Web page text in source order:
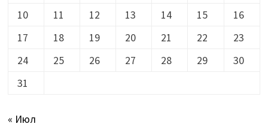
10
11 12 13 14 15
16
17
18 19 20 21 22
23
24
25 26 27 28 29
30
31
« Июл